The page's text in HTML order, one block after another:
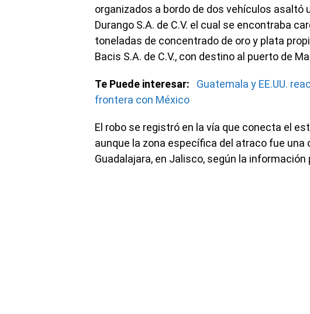
organizados a bordo de dos vehículos asaltó
Durango S.A. de C.V. el cual se encontraba
toneladas de concentrado de oro y plata
Bacis S.A. de C.V., con destino al puerto de
Te Puede interesar: Guatemala y EE.UU.
frontera con México
El robo se registró en la vía que conecta el
aunque la zona específica del atraco fue una
Guadalajara, en Jalisco, según la información